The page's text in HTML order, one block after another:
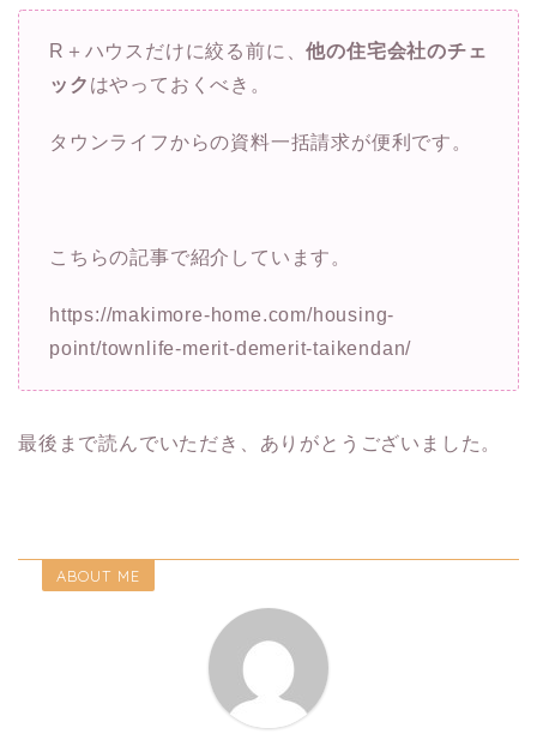
R＋ハウスだけに絞る前に、他の住宅会社のチェ
ック はやっておくべき。
タウンライフからの資料一括請求が便利です。
こちらの記事で紹介しています。
https://makimore-home.com/housing-
point/townlife-merit-demerit-taikendan/
最後まで読んでいただき、ありがとうございました。
ABOUT ME